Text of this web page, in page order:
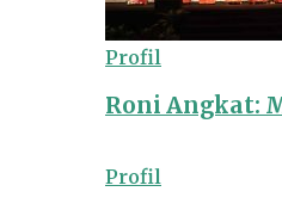
Profil
Roni Angkat:
Profil